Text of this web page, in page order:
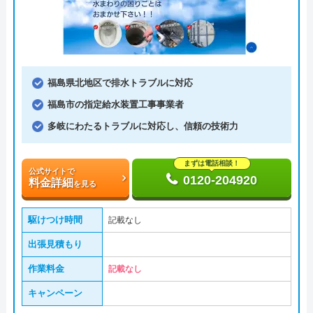
福島県北地区で排水トラブルに対応
福島市の指定給水装置工事事業者
多岐にわたるトラブルに対応し、信頼の技術力
公式サイトで
料金詳細を見る
まずは電話相談！
0120-204920
駆けつけ時間 記載なし
出張見積もり
作業料金 記載なし
キャンペーン